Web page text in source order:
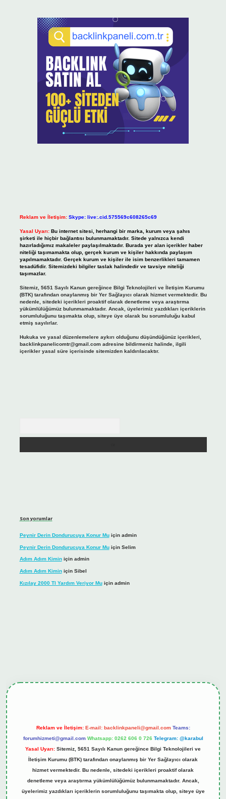
Reklam ve İletişim: Skype: live:.cid.575569c608265c69
Yasal Uyarı: Bu internet sitesi, herhangi bir marka, kurum veya şahıs
şirketi ile hiçbir bağlantısı bulunmamaktadır. Sitede yalnızca kendi
hazırladığımız makaleler paylaşılmaktadır. Burada yer alan içerikler haber
niteliği taşımamakta olup, gerçek kurum ve kişiler hakkında paylaşım
yapılmamaktadır. Gerçek kurum ve kişiler ile isim benzerlikleri tamamen
tesadüfidir. Sitemizdeki bilgiler taslak halindedir ve tavsiye niteliği
taşımazlar.
Sitemiz, 5651 Sayılı Kanun gereğince Bilgi Teknolojileri ve İletişim Kurumu
(BTK) tarafından onaylanmış bir Yer Sağlayıcı olarak hizmet vermektedir. Bu
nedenle, sitedeki içerikleri proaktif olarak denetleme veya araştırma
yükümlülüğümüz bulunmamaktadır. Ancak, üyelerimiz yazdıkları içeriklerin
sorumluluğunu taşımakta olup, siteye üye olarak bu sorumluluğu kabul
etmiş sayılırlar.
Hukuka ve yasal düzenlemelere aykırı olduğunu düşündüğünüz içerikleri,
backlinkpanelicomtr@gmail.comadresine bildirmeniz halinde, ilgili
içerikler yasal süre içerisinde sitemizden kaldırılacaktır.
Son yorumlar
Peynir Derin Dondurucuya Konur Muiçin admin
Peynir Derin Dondurucuya Konur Muiçin Selim
Adım Adım Kiminiçin admin
Adım Adım Kiminiçin Sibel
Kızılay 2000 Tl Yardım Veriyor Muiçin admin
Reklam ve İletişim: E-mail: backlinkpaneli@gmail.com Teams:
forumhizmeti@gmail.com Whatsapp: 0262 606 0 726 Telegram: @karabul
Yasal Uyarı: Sitemiz, 5651 Sayılı Kanun gereğince Bilgi Teknolojileri ve
İletişim Kurumu (BTK) tarafından onaylanmış bir Yer Sağlayıcı olarak
hizmet vermektedir. Bu nedenle, sitedeki içerikleri proaktif olarak
denetleme veya araştırma yükümlülüğümüz bulunmamaktadır. Ancak,
üyelerimiz yazdıkları içeriklerin sorumluluğunu taşımakta olup, siteye üye